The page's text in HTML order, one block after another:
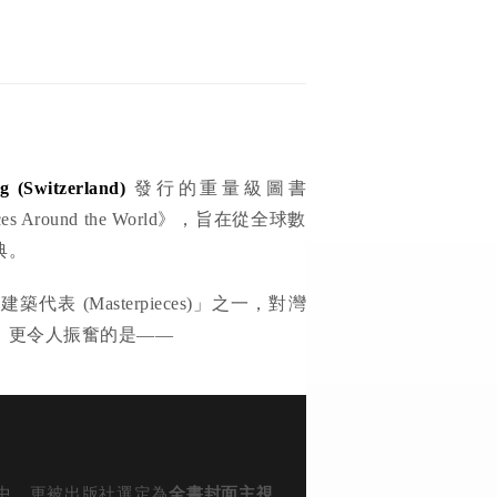
(Switzerland) 發行的重量級圖書
Around the World》，旨在從全球數
築代表 (Masterpieces)」之一，對灣
更令人振奮的是——
，更被出版社選定為全書封面主視